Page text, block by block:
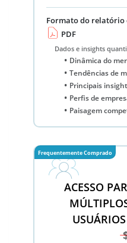
Formato do relatório
PDF
Dados e insights
Dinâmica do
Tendências de
Principais
Perfis de
Paisagem
Frequentemente Comprado
ACESSO
USUÁRIOS